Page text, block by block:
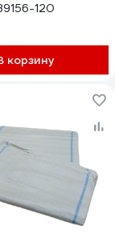
120
корзину